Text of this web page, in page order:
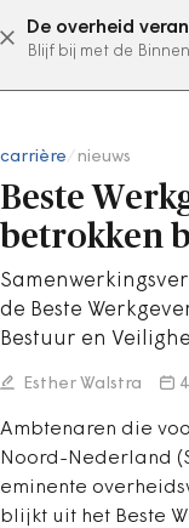
De overheid
Blijf bij met de
carrière nieuws
Beste
betrokken
de Beste
Bestuur en
Esther Walstra
Ambtenaren die
Noord-Nederland
eminente
blijkt uit het Beste